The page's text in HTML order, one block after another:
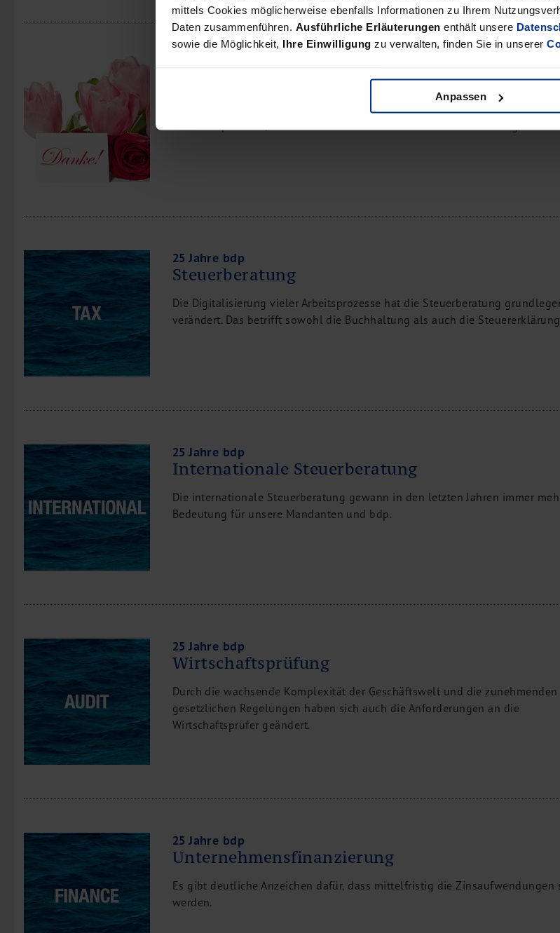
mittels Cookies möglicherweise ebenfalls Informationen zu Ihrem
Daten zusammenführen. Ausführliche Erläuterungen enthält unsere
sowie die Möglichkeit, Ihre Einwilligung zu verwalten, finden Sie in unserer
Anpassen
Wir bedanken uns für das in uns gesetzte Vertrauen und wünschen unseren
25 Jahre bdp
Steuerberatung
Die Digitalisierung vieler Arbeitsprozesse hat die Steuerberatung
verändert. Das betrifft sowohl die Buchhaltung als auch die
25 Jahre bdp
Internationale Steuerberatung
Die internationale Steuerberatung gewann in den letzten Jahren immer
Bedeutung für unsere Mandanten und bdp.
25 Jahre bdp
Wirtschaftsprüfung
Durch die wachsende Komplexität der Geschäftswelt und die zunehmenden
gesetzlichen Regelungen haben sich auch die Anforderungen an die
Wirtschaftsprüfer geändert.
25 Jahre bdp
Unternehmensfinanzierung
Es gibt deutliche Anzeichen dafür, dass mittelfristig die Zinsaufwendungen
werden.